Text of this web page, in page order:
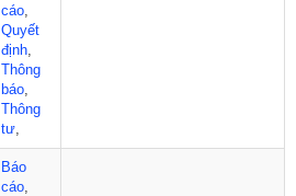
cáo
Quyết
định
Thông
báo
Thông
tư
Báo
cáo